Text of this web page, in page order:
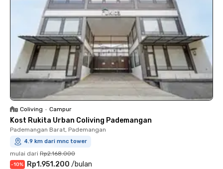
Coliving • Campur
Kost Rukita Urban Coliving Pademangan
Pademangan Barat, Pademangan
4.9 km dari mnc tower
mulai dari Rp2.168.000
-10% Rp1.951.200 /bulan